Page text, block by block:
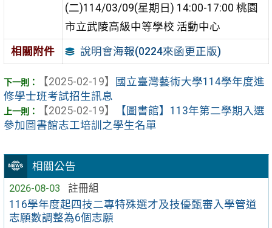
相關公告
2026-08-03
註冊組
116學年度起四技二專特殊選才及技優甄審入學管道
志願數調整為6個志願
(二)114/03/09(星期日) 14:00-17:00 桃園
市立武陵高級中等學校 活動中心
相關附件 說明會海報(0224來函更正版)
【2025-02-19】
國立臺灣藝術大學114學年度進
修學士班考試招生訊息
【2025-02-19】
【圖書館】113年第二學期入選
參加圖書館志工培訓之學生名單